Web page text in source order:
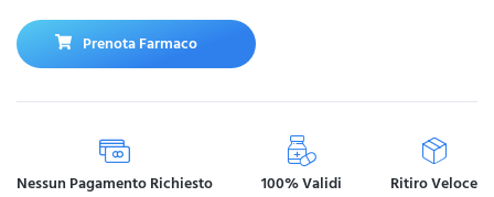
Prenota Farmaco
Nessun Pagamento Richiesto 100% Validi Ritiro Veloce